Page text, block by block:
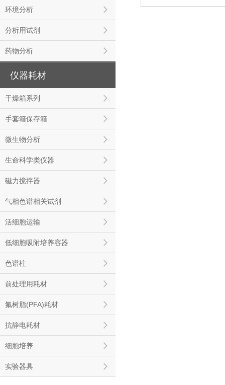
环境分析
分析用试剂
药物分析
仪器耗材
干燥箱系列
手套箱保存箱
微生物分析
生命科学类仪器
磁力搅拌器
气相色谱相关试剂
活细胞运输
低细胞吸附培养容器
色谱柱
前处理用耗材
氟树脂(PFA)耗材
抗静电耗材
细胞培养
实验器具